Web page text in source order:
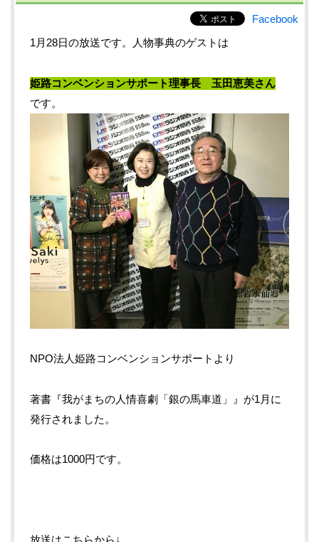
Facebook
1月28日の放送です。人物事典のゲストは
姫路コンベンションサポート理事長 玉田恵美さん
です。
NPO法人姫路コンベンションサポートより
著書『我がまちの人情喜劇「銀の馬車道」』が1月に
発行されました。
価格は1000円です。